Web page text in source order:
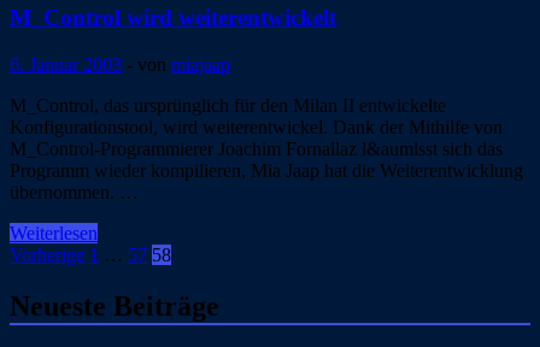
st-
computer.net
M_Control wird weiterentwickelt
6. Januar 2003 - von miajaap
M_Control, das ursprünglich für den Milan II entwickelte
Konfigurationstool, wird weiterentwickel. Dank der Mithilfe von
M_Control-Programmierer Joachim Fornallaz l&aumlsst sich das
Programm wieder kompilieren, Mia Jaap hat die Weiterentwicklung
übernommen. …
M_Control
wird
Weiterlesen
Seitennummerierung
der
Beiträge
Vorherige 1 … 57 58
Neueste Beiträge